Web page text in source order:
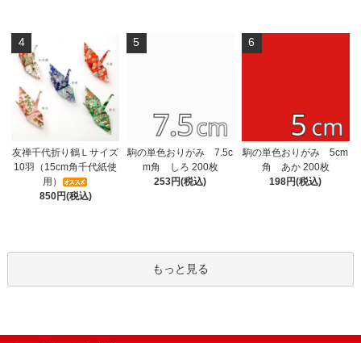
4
友禅千代折り鶴Ｌサイズ
10羽（15cm角千代紙使
用）
850円(税込)
5
駒の単色おりがみ 7.5c
m角 しろ 200枚
253円(税込)
6
駒の単色おりがみ 5cm
角 あか 200枚
198円(税込)
もっと見る